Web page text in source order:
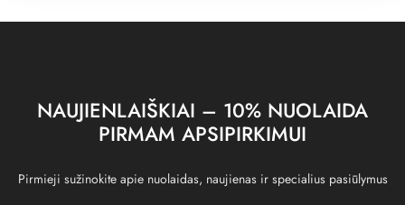
NAUJIENLAIŠKIAI – 10% NUOLAIDA
PIRMAM APSIPIRKIMUI
Pirmieji sužinokite apie nuolaidas, naujienas ir specialius pasiūlymus